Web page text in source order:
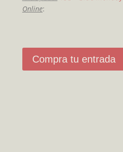
Online:
Compra tu entrada